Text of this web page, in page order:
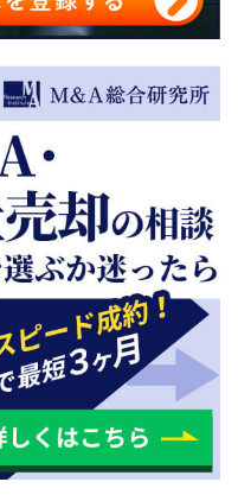
すめの相談先